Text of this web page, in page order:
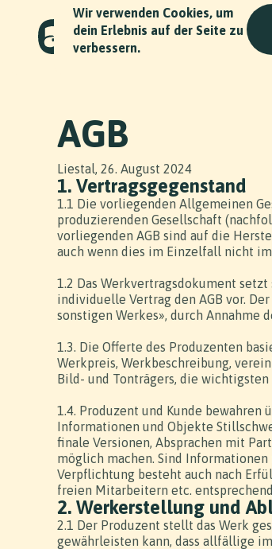
Wir verwenden Cookies, um
dein Erlebnis auf der Seite zu
verbessern.
AGB
Liestal, 26. August 2024
1. Vertragsgegenstand
1.1 Die vorliegenden Allgemeinen
produzierenden Gesellschaft
vorliegenden AGB sind auf die
auch wenn dies im Einzelfall nicht
1.2 Das Werkvertragsdokument
individuelle Vertrag den AGB vor.
sonstigen Werkes», durch Annahme
1.3. Die Offerte des Produzenten
Werkpreis, Werkbeschreibung,
Bild- und Tonträgers, die
1.4. Produzent und Kunde
Informationen und Objekte
finale Versionen, Absprachen mit
möglich machen. Sind
Verpflichtung besteht auch nach
freien Mitarbeitern etc.
2. Werkerstellung und
2.1 Der Produzent stellt das Werk
gewährleisten kann, dass allfällige